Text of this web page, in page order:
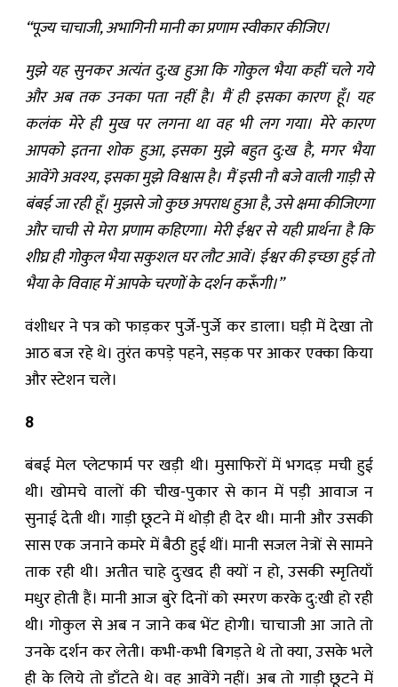
“पूज्य चाचाजी, अभागिनी मानी का प्रणाम स्वीकार कीजिए।
मुझे यह सुनकर अत्यंत दु:ख हुआ कि गोकुल भैया कहीं चले गये
और अब तक उनका पता नहीं है। मैं ही इसका कारण हूँ। यह
कलंक मेरे ही मुख पर लगना था वह भी लग गया। मेरे कारण
आपको इतना शोक हुआ, इसका मुझे बहुत दु:ख है, मगर भैया
आवेंगे अवश्य, इसका मुझे विश्वा‍स है। मैं इसी नौ बजे वाली गाड़ी से
बंबई जा रही हूँ। मुझसे जो कुछ अपराध हुआ है, उसे क्षमा कीजिएगा
और चाची से मेरा प्रणाम कहिएगा। मेरी ईश्वर से यही प्रार्थना है कि
शीघ्र ही गोकुल भैया सकुशल घर लौट आवें। ईश्वर की इच्छा हुई तो
भैया के विवाह में आपके चरणों के दर्शन करूँगी।”
वंशीधर ने पत्र को फाड़कर पुर्जे-पुर्जे कर डाला। घड़ी में देखा तो
आठ बज रहे थे। तुरंत कपड़े पहने, सड़क पर आकर एक्का किया
और स्टेशन चले।
8
बंबई मेल प्लेटफार्म पर खड़ी थी। मुसा‍फिरों में भगदड़ मची हुई
थी। खोमचे वालों की चीख-पुकार से कान में पड़ी आवाज न
सुनाई देती थी। गाड़ी छूटने में थोड़ी ही देर थी। मानी और उसकी
सास एक जनाने कमरे में ‍बैठी हुई थीं। मानी सजल नेत्रों से सामने
ताक रही थी। अतीत चाहे दुःखद ही क्यों न हो, उसकी स्मृतियाँ
मधुर होती हैं। मानी आज बुरे दिनों को स्मरण करके दु:खी हो रही
थी। गोकुल से अब न जाने कब भेंट होगी। चाचाजी आ जाते तो
उनके दर्शन कर लेती। कभी-कभी बिगड़ते थे तो क्या, उसके भले
ही के लिये तो डाँटते थे। वह आवेंगे नहीं। अब तो गाड़ी छूटने में